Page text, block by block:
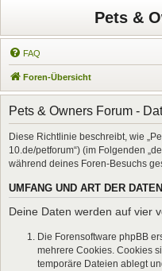
Pets &
FAQ
Foren-Übersicht
Pets & Owners Forum -
Diese Richtlinie beschreibt, wie
10.de/petforum“) (im Folgenden
während deines Foren-Besuchs
UMFANG UND ART DER
Deine Daten werden auf vier
Die Forensoftware phpBB
mehrere Cookies. Cookies
temporäre Dateien ablegt